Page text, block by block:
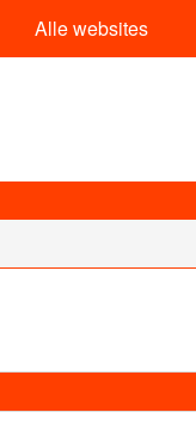
Alle websites